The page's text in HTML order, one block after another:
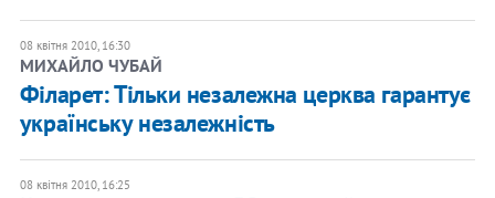
08 квітня 2010, 16:30
МИХАЙЛО ЧУБАЙ
Філарет: Тільки незалежна церква гарантує
українську незалежність
08 квітня 2010, 16:25